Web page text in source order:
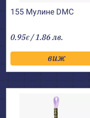
155 Мулине DMC
0.95€ / 1.86 лв.
виж